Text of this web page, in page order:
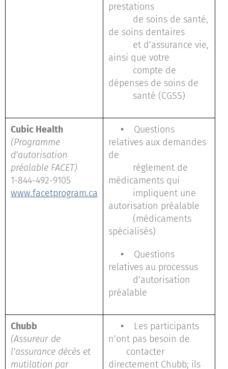
prestations
de soins de santé,
de soins dentaires
et d’assurance vie,
ainsi que votre
compte de
dépenses de soins de
santé (CGSS)
Cubic Health
(Programme
d’autorisation
préalable FACET)
1-844-492-9105
www.facetprogram.ca
• Questions
relatives aux demandes
de
règlement de
médicaments qui
impliquent une
autorisation préalable
(médicaments
spécialisés)
• Questions
relatives au processus
d’autorisation
préalable
Chubb
(Assureur de
l’assurance décès et
mutilation par
• Les participants
n’ont pas besoin de
contacter
directement Chubb; ils